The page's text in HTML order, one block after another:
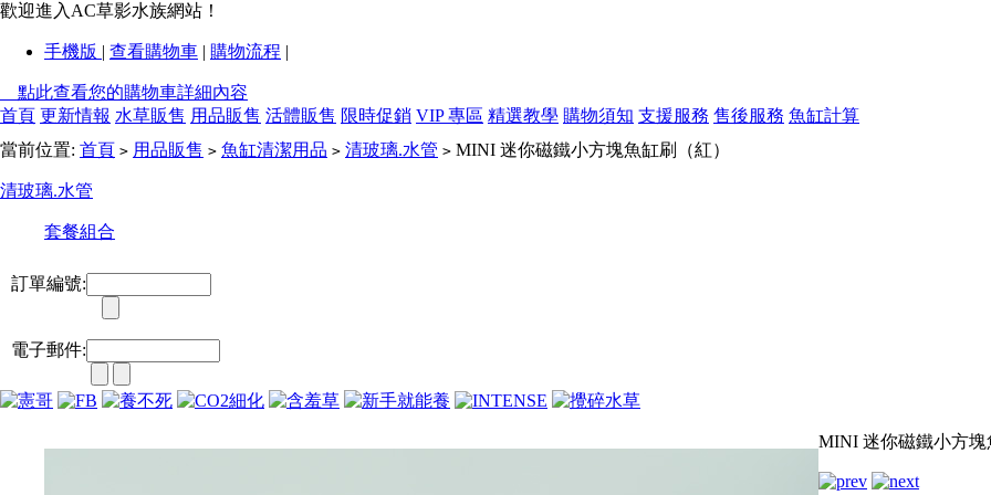
歡迎進入AC草影水族網站！
手機版 | 查看購物車 | 購物流程 |
點此查看您的購物車詳細內容
首頁 更新情報 水草販售 用品販售 活體販售 限時促銷 VIP 專區 精選教學 購物須知 支援服務 售後服務 魚缸計算
當前位置: 首頁 > 用品販售 > 魚缸清潔用品 > 清玻璃.水管 > MINI 迷你磁鐵小方塊魚缸刷（紅）
清玻璃.水管
套餐組合
訂單編號:
電子郵件:
MINI 迷你磁鐵小方塊